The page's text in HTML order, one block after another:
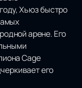
Хьюз быстро
арене. Его
Cage
его